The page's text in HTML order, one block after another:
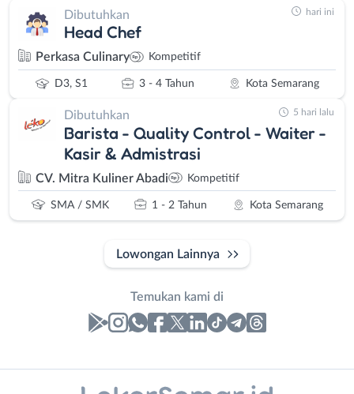
Dibutuhkan
Head Chef
Perkasa Culinary Kompetitif
D3, S1 3 - 4 Tahun Kota Semarang
hari ini
Dibutuhkan
Barista - Quality Control - Waiter -
Kasir & Admistrasi
CV. Mitra Kuliner Abadi Kompetitif
SMA / SMK 1 - 2 Tahun Kota Semarang
5 hari lalu
Lowongan Lainnya
Temukan kami di